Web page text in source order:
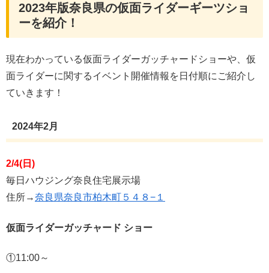
2023年版奈良県の仮面ライダーギーツショ
ーを紹介！
現在わかっている仮面ライダーガッチャードショーや、仮
面ライダーに関するイベント開催情報を日付順にご紹介し
ていきます！
2024年2月
2/4(日)
毎日ハウジング奈良住宅展示場
住所→奈良県奈良市柏木町５４８−１
仮面ライダーガッチャード ショー
①11:00～